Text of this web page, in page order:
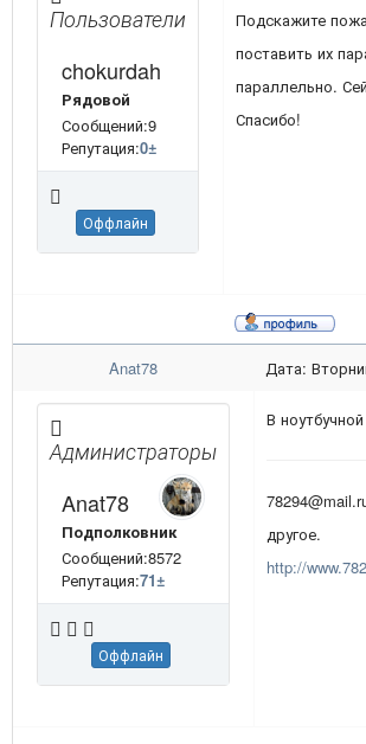
Пользователи
chokurdah
Рядовой
Сообщений:9
Репутация:0±
Оффлайн
Подскажите
поставить их
параллельно.
Спасибо!
Anat78 Дата:
Администраторы
Anat78
Подполковник
Сообщений:8572
Репутация:71±
Оффлайн
В
другое.
http://